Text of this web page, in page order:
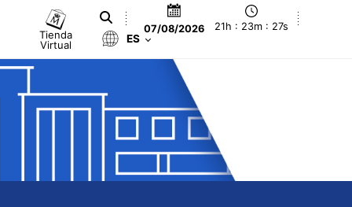
Tienda
Virtual
07/08/2026 21h : 23m : 27s
ES